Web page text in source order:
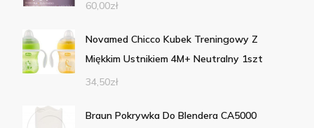
60,00zł
Novamed Chicco Kubek Treningowy Z
Miękkim Ustnikiem 4M+ Neutralny 1szt
34,50zł
Braun Pokrywka Do Blendera CA5000